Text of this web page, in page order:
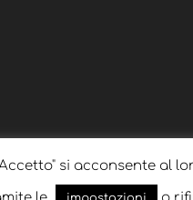
si acconsente al